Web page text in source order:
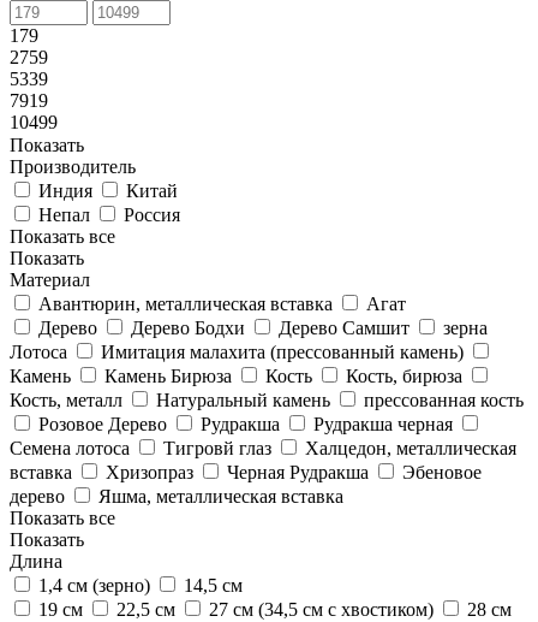
179
2759
5339
7919
10499
Показать
Производитель
Индия
Китай
Непал
Россия
Показать все
Показать
Материал
Авантюрин, металлическая вставка
Агат
Дерево
Дерево Бодхи Дерево Самшит
зерна
Лотоса
Имитация малахита (прессованный камень)
Камень
Камень Бирюза Кость
Кость, бирюза
Кость, металл
Натуральный камень
прессованная кость
Розовое Дерево
Рудракша
Рудракша черная
Семена лотоса
Тигровй глаз
Халцедон, металлическая
вставка
Хризопраз Черная Рудракша
Эбеновое
дерево
Яшма, металлическая вставка
Показать все
Показать
Длина
1,4 см (зерно)
14,5 см
19 см
22,5 см 27 см (34,5 см с хвостиком)
28 см